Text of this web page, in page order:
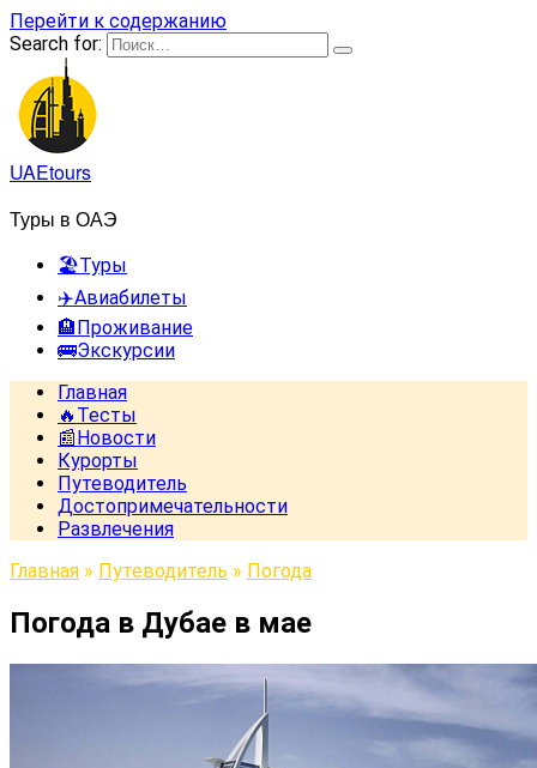
Перейти к содержанию
Search for:
UAEtours
Туры в ОАЭ
🏖️Туры
✈️Авиабилеты
🏨Проживание
🚌Экскурсии
Главная
🔥Тесты
📰Новости
Курорты
Путеводитель
Достопримечательности
Развлечения
Главная » Путеводитель » Погода
Погода в Дубае в мае